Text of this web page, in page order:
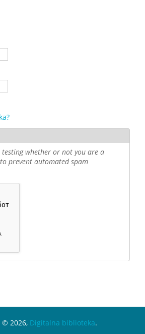
testing whether or not you are a
prevent automated spam
© 2026, Digitalna biblioteka.